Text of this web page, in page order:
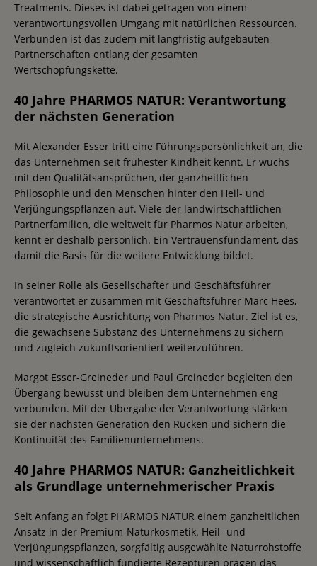
Treatments. Dieses ist dabei getragen von einem
verantwortungsvollen Umgang mit natürlichen Ressourcen.
Verbunden ist das zudem mit langfristig aufgebauten
Partnerschaften entlang der gesamten
Wertschöpfungskette.
40 Jahre PHARMOS NATUR: Verantwortung
der nächsten Generation
Mit Alexander Esser tritt eine Führungspersönlichkeit an, die
das Unternehmen seit frühester Kindheit kennt. Er wuchs
mit den Qualitätsansprüchen, der ganzheitlichen
Philosophie und den Menschen hinter den Heil- und
Verjüngungspflanzen auf. Viele der landwirtschaftlichen
Partnerfamilien, die weltweit für Pharmos Natur arbeiten,
kennt er deshalb persönlich. Ein Vertrauensfundament, das
damit die Basis für die weitere Entwicklung bildet.
In seiner Rolle als Gesellschafter und Geschäftsführer
verantwortet er zusammen mit Geschäftsführer Marc Hees,
die strategische Ausrichtung von Pharmos Natur. Ziel ist es,
die gewachsene Substanz des Unternehmens zu sichern
und zugleich zukunftsorientiert weiterzuführen.
Margot Esser-Greineder und Paul Greineder begleiten den
Übergang bewusst und bleiben dem Unternehmen eng
verbunden. Mit der Übergabe der Verantwortung stärken
sie der nächsten Generation den Rücken und sichern die
Kontinuität des Familienunternehmens.
40 Jahre PHARMOS NATUR: Ganzheitlichkeit
als Grundlage unternehmerischer Praxis
Seit Anfang an folgt PHARMOS NATUR einem ganzheitlichen
Ansatz in der Premium-Naturkosmetik. Heil- und
Verjüngungspflanzen, sorgfältig ausgewählte Naturrohstoffe
und wissenschaftlich fundierte Rezepturen prägen das